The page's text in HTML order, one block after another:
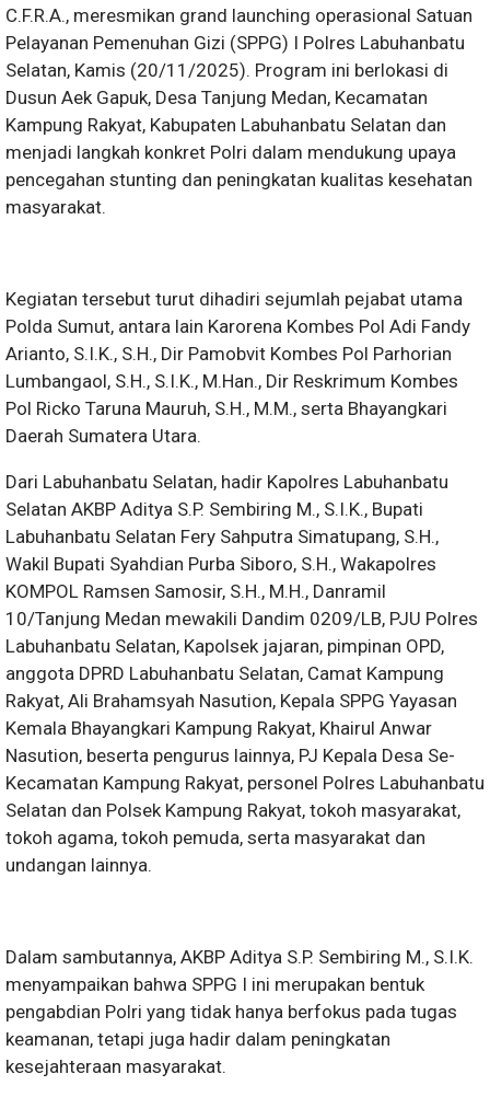
C.F.R.A., meresmikan grand launching operasional Satuan
Pelayanan Pemenuhan Gizi (SPPG) I Polres Labuhanbatu
Selatan, Kamis (20/11/2025). Program ini berlokasi di
Dusun Aek Gapuk, Desa Tanjung Medan, Kecamatan
Kampung Rakyat, Kabupaten Labuhanbatu Selatan dan
menjadi langkah konkret Polri dalam mendukung upaya
pencegahan stunting dan peningkatan kualitas kesehatan
masyarakat.
Kegiatan tersebut turut dihadiri sejumlah pejabat utama
Polda Sumut, antara lain Karorena Kombes Pol Adi Fandy
Arianto, S.I.K., S.H., Dir Pamobvit Kombes Pol Parhorian
Lumbangaol, S.H., S.I.K., M.Han., Dir Reskrimum Kombes
Pol Ricko Taruna Mauruh, S.H., M.M., serta Bhayangkari
Daerah Sumatera Utara.
Dari Labuhanbatu Selatan, hadir Kapolres Labuhanbatu
Selatan AKBP Aditya S.P. Sembiring M., S.I.K., Bupati
Labuhanbatu Selatan Fery Sahputra Simatupang, S.H.,
Wakil Bupati Syahdian Purba Siboro, S.H., Wakapolres
KOMPOL Ramsen Samosir, S.H., M.H., Danramil
10/Tanjung Medan mewakili Dandim 0209/LB, PJU Polres
Labuhanbatu Selatan, Kapolsek jajaran, pimpinan OPD,
anggota DPRD Labuhanbatu Selatan, Camat Kampung
Rakyat, Ali Brahamsyah Nasution, Kepala SPPG Yayasan
Kemala Bhayangkari Kampung Rakyat, Khairul Anwar
Nasution, beserta pengurus lainnya, PJ Kepala Desa Se-
Kecamatan Kampung Rakyat, personel Polres Labuhanbatu
Selatan dan Polsek Kampung Rakyat, tokoh masyarakat,
tokoh agama, tokoh pemuda, serta masyarakat dan
undangan lainnya.
Dalam sambutannya, AKBP Aditya S.P. Sembiring M., S.I.K.
menyampaikan bahwa SPPG I ini merupakan bentuk
pengabdian Polri yang tidak hanya berfokus pada tugas
keamanan, tetapi juga hadir dalam peningkatan
kesejahteraan masyarakat.